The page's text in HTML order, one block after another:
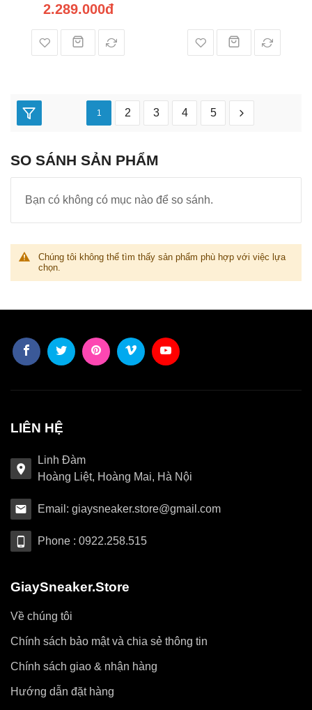
2.289.000đ
1 2 3 4 5
SO SÁNH SẢN PHẨM
Bạn có không có mục nào để so sánh.
Chúng tôi không thể tìm thấy sản phẩm phù hợp với việc lựa
chọn.
LIÊN HỆ
Linh Đàm
Hoàng Liệt, Hoàng Mai, Hà Nội
Email: giaysneaker.store@gmail.com
Phone : 0922.258.515
GiaySneaker.Store
Về chúng tôi
Chính sách bảo mật và chia sẻ thông tin
Chính sách giao & nhận hàng
Hướng dẫn đặt hàng